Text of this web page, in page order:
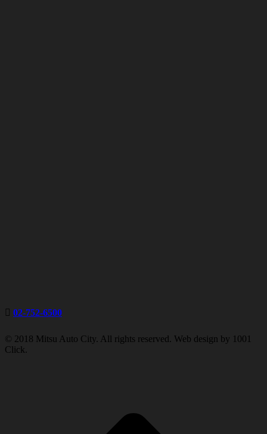
02-752-6500
© 2018 Mitsu Auto City. All rights reserved. Web design by 1001
Click.